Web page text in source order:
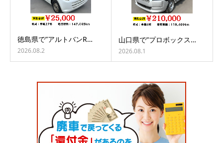
徳島県で”アルトバンR…
2026.08.2
山口県で”プロボックス…
2026.08.1